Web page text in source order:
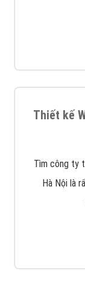
Thiết kế
Tìm công ty
Hà Nội là